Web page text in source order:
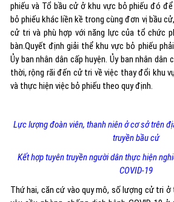
phiếu và Tổ bầu cử ở khu vực bỏ phiếu đó
bỏ phiếu khác liền kề trong cùng đơn vị bầu
cử tri và phù hợp với năng lực của tổ chức
bàn.Quyết định giải thể khu vực bỏ phiếu
Ủy ban nhân dân cấp huyện. Ủy ban nhân
thời, rộng rãi đến cử tri về việc thay đổi khu
và thực hiện việc bỏ phiếu theo quy định.
Lực lượng đoàn viên, thanh niên ở cơ sở trên
truyền bầu cử
Kết hợp tuyên truyền người dân thực hiện
COVID-19
Thứ hai, căn cứ vào quy mô, số lượng cử tri ở